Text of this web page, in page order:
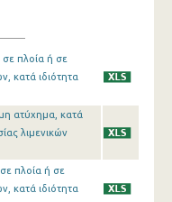
πλοία ή σε
κατά ιδιότητα
ατύχημα, κατά
λιμενικών
πλοία ή σε
κατά ιδιότητα